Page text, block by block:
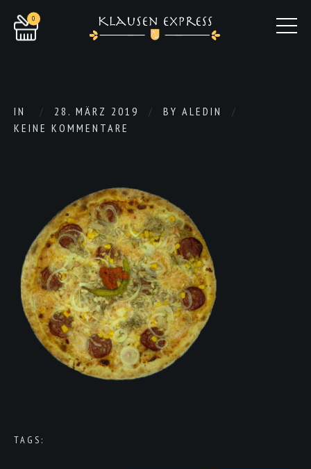
0
IN 28. MÄRZ 2019 BY ALEDIN
KEINE KOMMENTARE
TAGS: